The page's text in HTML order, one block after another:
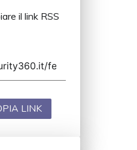
il link RSS
LINK